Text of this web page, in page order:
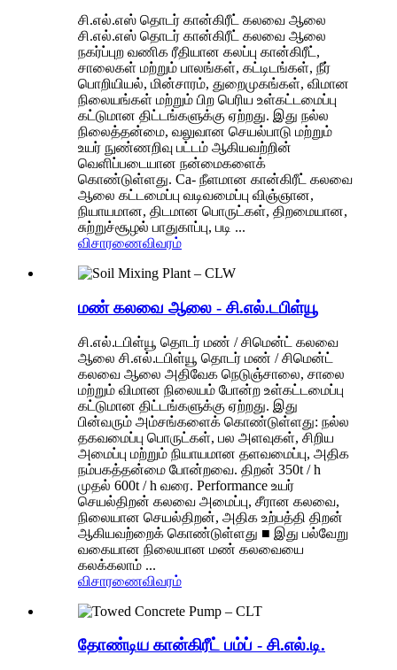
சி.எல்.எஸ் தொடர் கான்கிரீட் கலவை ஆலை
சி.எல்.எஸ் தொடர் கான்கிரீட் கலவை ஆலை
நகர்ப்புற வணிக ரீதியான கலப்பு கான்கிரீட்,
சாலைகள் மற்றும் பாலங்கள், கட்டிடங்கள், நீர்
பொறியியல், மின்சாரம், துறைமுகங்கள், விமான
நிலையங்கள் மற்றும் பிற பெரிய உள்கட்டமைப்பு
கட்டுமான திட்டங்களுக்கு ஏற்றது. இது நல்ல
நிலைத்தன்மை, வலுவான செயல்பாடு மற்றும்
உயர் நுண்ணறிவு பட்டம் ஆகியவற்றின்
வெளிப்படையான நன்மைகளைக்
கொண்டுள்ளது. Ca- நீளமான கான்கிரீட் கலவை
ஆலை கட்டமைப்பு வடிவமைப்பு விஞ்ஞான,
நியாயமான, திடமான பொருட்கள், திறமையான,
சுற்றுச்சூழல் பாதுகாப்பு, படி ...
விசாரணைவிவரம்
மண் கலவை ஆலை - சி.எல்.டபிள்யூ
சி.எல்.டபிள்யூ தொடர் மண் / சிமென்ட் கலவை
ஆலை சி.எல்.டபிள்யூ தொடர் மண் / சிமென்ட்
கலவை ஆலை அதிவேக நெடுஞ்சாலை, சாலை
மற்றும் விமான நிலையம் போன்ற உள்கட்டமைப்பு
கட்டுமான திட்டங்களுக்கு ஏற்றது. இது
பின்வரும் அம்சங்களைக் கொண்டுள்ளது: நல்ல
தகவமைப்பு பொருட்கள், பல அளவுகள், சிறிய
அமைப்பு மற்றும் நியாயமான தளவமைப்பு, அதிக
நம்பகத்தன்மை போன்றவை. திறன் 350t / h
முதல் 600t / h வரை. Performance உயர்
செயல்திறன் கலவை அமைப்பு, சீரான கலவை,
நிலையான செயல்திறன், அதிக உற்பத்தி திறன்
ஆகியவற்றைக் கொண்டுள்ளது ■ இது பல்வேறு
வகையான நிலையான மண் கலவையை
கலக்கலாம் ...
விசாரணைவிவரம்
தோண்டிய கான்கிரீட் பம்ப் - சி.எல்.டி.